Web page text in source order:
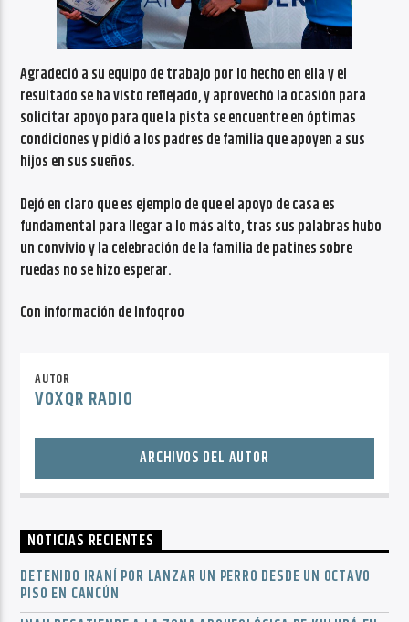
Agradeció a su equipo de trabajo por lo hecho en ella y el
resultado se ha visto reflejado, y aprovechó la ocasión para
solicitar apoyo para que la pista se encuentre en óptimas
condiciones y pidió a los padres de familia que apoyen a sus
hijos en sus sueños.
Dejó en claro que es ejemplo de que el apoyo de casa es
fundamental para llegar a lo más alto, tras sus palabras hubo
un convivio y la celebración de la familia de patines sobre
ruedas no se hizo esperar.
Con información de Infoqroo
AUTOR
VOXQR RADIO
ARCHIVOS DEL AUTOR
NOTICIAS RECIENTES
DETENIDO IRANÍ POR LANZAR UN PERRO DESDE UN OCTAVO
PISO EN CANCÚN